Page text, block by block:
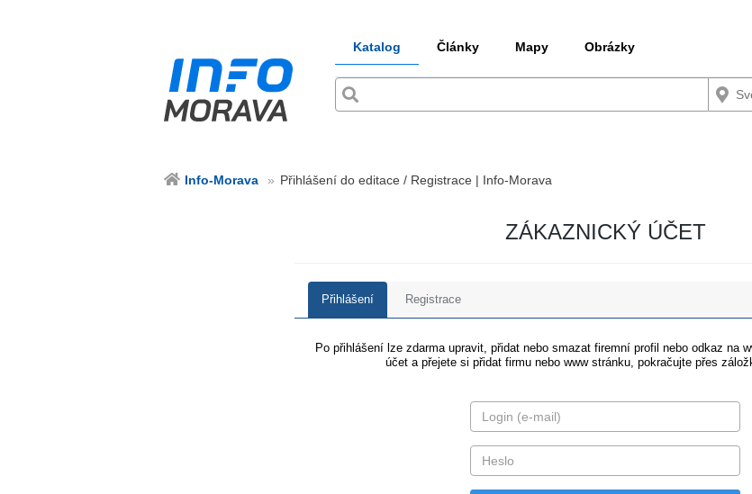
Katalog Články Mapy Obrázky
Info-Morava Přihlášení do editace / Registrace | Info-Morava
ZÁKAZNICKÝ ÚČET
Přihlášení Registrace
Po přihlášení lze zdarma upravit, přidat nebo smazat firemní profil nebo odkaz na
účet a přejete si přidat firmu nebo www stránku, pokračujte přes